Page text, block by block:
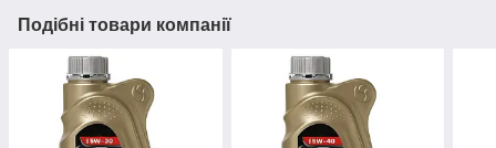
Подібні товари компанії